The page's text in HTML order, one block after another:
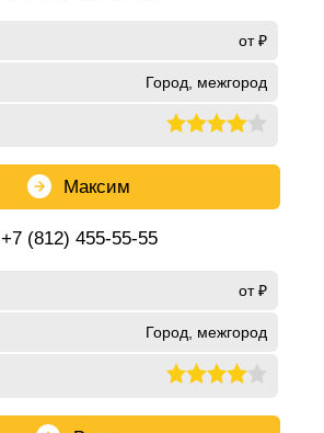
от ₽
Город, межгород
Максим
+7 (812) 455-55-55
от ₽
Город, межгород